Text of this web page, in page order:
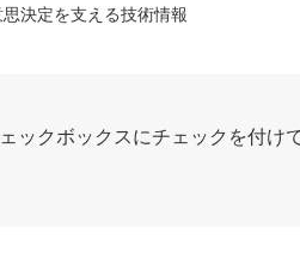
決定を支える技術情報
ックボックスにチェックを付け